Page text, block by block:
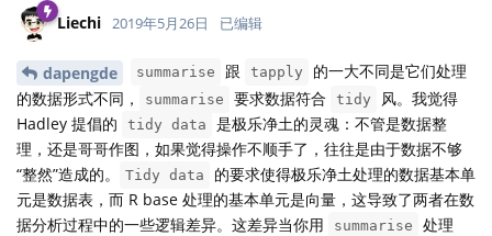
Liechi 2019年5月26日 已编辑
dapengde summarise 跟 tapply
的一大不同是它们处理
的数据形式不同，
summarise 要求数据符合 tidy
风。我觉得
Hadley 提倡的
tidy data
是极乐净土的灵魂：不管是数据整
理，还是哥哥作图，如果觉得操作不顺手了，往往是由于数据不够
“整然”造成的。
Tidy data
的要求使得极乐净土处理的数据基本单
元是数据表，而 R base 处理的基本单元是向量，这导致了两者在数
据分析过程中的一些逻辑差异。这差异当你用
summarise 处理